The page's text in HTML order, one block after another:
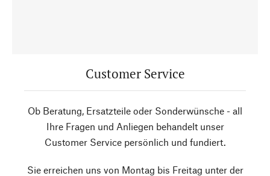
Customer Service
Ob Beratung, Ersatzteile oder Sonderwünsche - all
Ihre Fragen und Anliegen behandelt unser
Customer Service persönlich und fundiert.
Sie erreichen uns von Montag bis Freitag unter der